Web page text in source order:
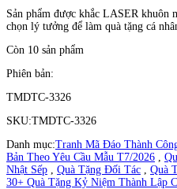
Sản phẩm được khắc LASER khuôn
chọn lý tưởng để làm quà tặng cá
Còn 10 sản phẩm
Phiên bản:
TMDTC-3326
SKU:TMDTC-3326
Danh mục:Tranh Mã Đáo Thành
Bản Theo Yêu Cầu Mẫu T7/2026
Nhật Sếp
Quà Tặng Đối Tác Quà
30+ Quà Tặng Kỷ Niệm Thành Lập